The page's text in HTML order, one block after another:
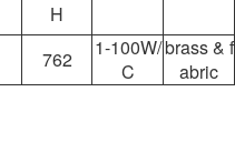
H
762
1-100W/
C
brass & f
abric